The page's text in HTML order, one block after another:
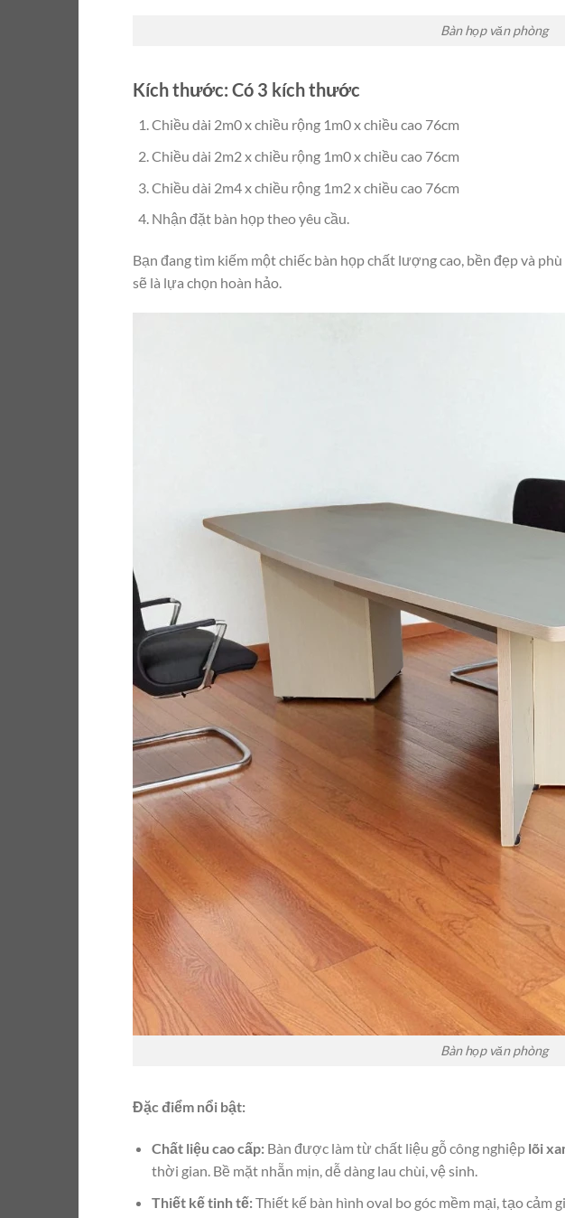
Bàn họp văn phòng
Kích thước: Có 3 kích thước
Chiều dài 2m0 x chiều rộng 1m0 x chiều cao 76cm
Chiều dài 2m2 x chiều rộng 1m0 x chiều cao 76cm
Chiều dài 2m4 x chiều rộng 1m2 x chiều cao 76cm
Nhận đặt bàn họp theo yêu cầu.
Bạn đang tìm kiếm một chiếc bàn họp chất lượng cao, bền đẹp và
sẽ là lựa chọn hoàn hảo.
Bàn họp văn phòng
Đặc điểm nổi bật:
Chất liệu cao cấp:Bàn được làm từ chất liệu gỗ công nghiệp lõi
thời gian. Bề mặt nhẵn mịn, dễ dàng lau chùi, vệ sinh.
Thiết kế tinh tế:Thiết kế bàn hình oval bo góc mềm mại, tạo cảm